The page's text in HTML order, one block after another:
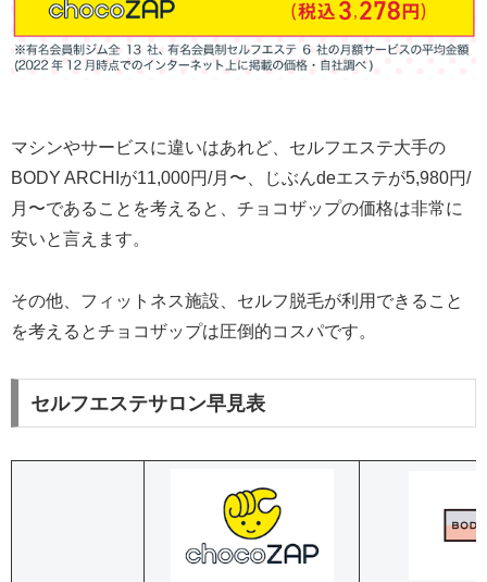
マシンやサービスに違いはあれど、セルフエステ大手の
BODY ARCHIが11,000円/月〜、じぶんdeエステが5,980円/
月〜であることを考えると、チョコザップの価格は非常に
安いと言えます。
その他、フィットネス施設、セルフ脱毛が利用できること
を考えるとチョコザップは圧倒的コスパです。
セルフエステサロン早見表